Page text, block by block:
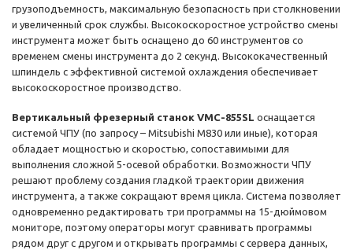
грузоподъемность, максимальную безопасность при столкновении
и увеличенный срок службы. Высокоскоростное устройство смены
инструмента может быть оснащено до 60 инструментов со
временем смены инструмента до 2 секунд. Высококачественный
шпиндель с эффективной системой охлаждения обеспечивает
высокоскоростное производство.
Вертикальный фрезерный станок VMC-855SL оснащается
системой ЧПУ (по запросу – Mitsubishi M830 или иные), которая
обладает мощностью и скоростью, сопоставимыми для
выполнения сложной 5-осевой обработки. Возможности ЧПУ
решают проблему создания гладкой траектории движения
инструмента, а также сокращают время цикла. Система позволяет
одновременно редактировать три программы на 15-дюймовом
мониторе, поэтому операторы могут сравнивать программы
рядом друг с другом и открывать программы с сервера данных,